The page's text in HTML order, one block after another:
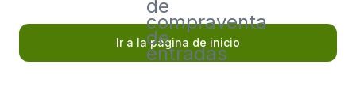
de
compraventa
de
entradas
Ir a la página de inicio